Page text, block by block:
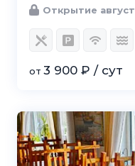
Открытие август
от 3 900 ₽ / сут